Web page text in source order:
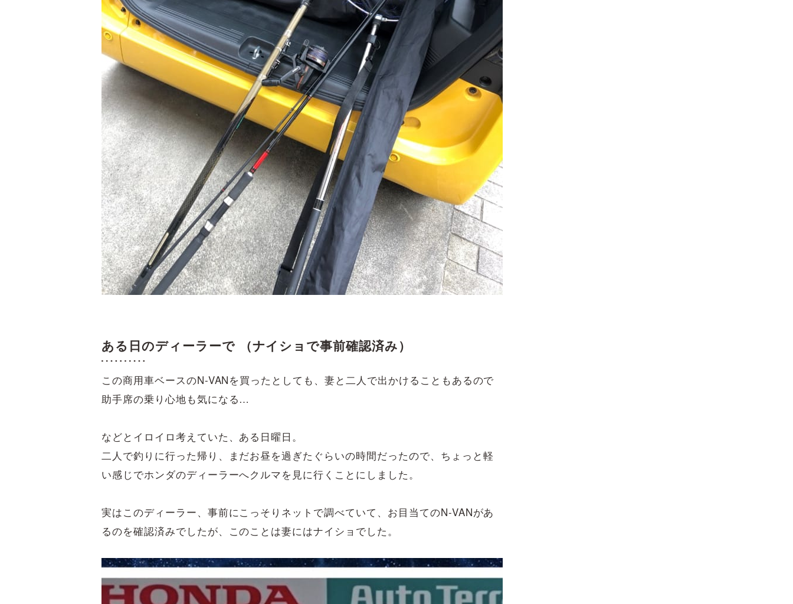
ある日のディーラーで （ナイショで事前確認済み）
この商用車ベースのN-VANを買ったとしても、妻と二人で出かけることもあるので
助手席の乗り心地も気になる…
などとイロイロ考えていた、ある日曜日。
二人で釣りに行った帰り、まだお昼を過ぎたぐらいの時間だったので、ちょっと軽
い感じでホンダのディーラーへクルマを見に行くことにしました。
実はこのディーラー、事前にこっそりネットで調べていて、お目当てのN-VANがあ
るのを確認済みでしたが、このことは妻にはナイショでした。